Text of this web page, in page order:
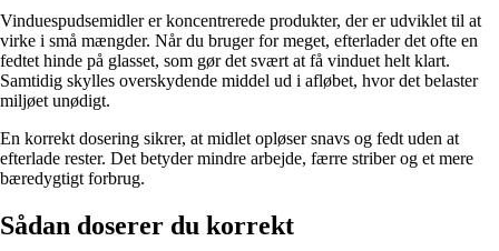
Vinduespudsemidler er koncentrerede produkter, der er udviklet til at
virke i små mængder. Når du bruger for meget, efterlader det ofte en
fedtet hinde på glasset, som gør det svært at få vinduet helt klart.
Samtidig skylles overskydende middel ud i afløbet, hvor det belaster
miljøet unødigt.
En korrekt dosering sikrer, at midlet opløser snavs og fedt uden at
efterlade rester. Det betyder mindre arbejde, færre striber og et mere
bæredygtigt forbrug.
Sådan doserer du korrekt